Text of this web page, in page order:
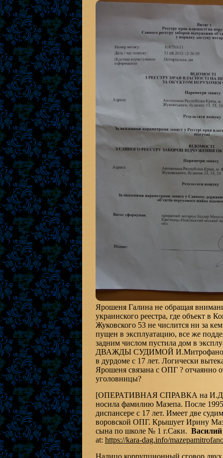
Ярошеня Галина не обращая
украинского реестра, где объект в
Жуковского 53 не числится ни за
пущен в эксплуатацию, все же
задним числом пустила дом в
ДВАЖДЫ СУДИМОЙ
в дурдоме с 17 лет. Логически
Ярошеня связана с ОПГ ? отчаянно
уголовницы?
[ОПЕРАТИВНАЯ СПРАВКА на
носила фамилию Мазепа. После
диспансере с 17 лет. Имеет две
воровской ОПГ. Крышует Ирину
сына по школе № 1 г.Саки.
at: https://kara-dag.info/
Налицо коррупционный сговор